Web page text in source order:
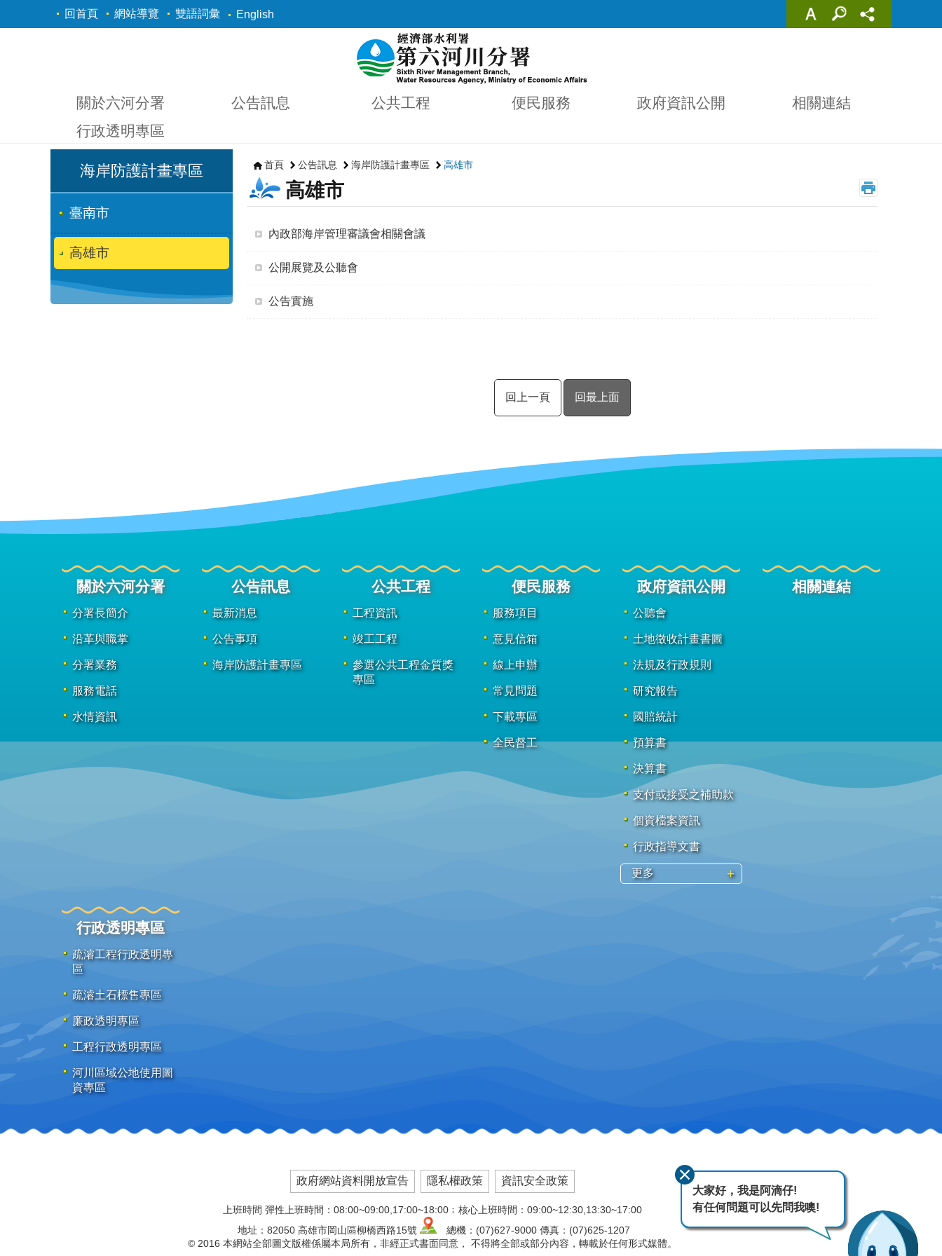
跳到主要內容區塊
回首頁 網站導覽 雙語詞彙 English
關於六河分署 公告訊息 公共工程 便民服務 政府資訊公開
相關連結
行政透明專區
海岸防護計畫專區
臺南市
高雄市
首頁 公告訊息 海岸防護計畫專區 高雄市
高雄市
內政部海岸管理審議會相關會議
公開展覽及公聽會
公告實施
回上一頁 回最上面
關於六河分署
分署長簡介
沿革與職掌
分署業務
服務電話
水情資訊
公告訊息
最新消息
公告事項
海岸防護計畫專區
公共工程
工程資訊
竣工工程
參選公共工程金質獎
專區
便民服務
服務項目
意見信箱
線上申辦
常見問題
下載專區
全民督工
政府資訊公開
公聽會
土地徵收計畫書圖
法規及行政規則
研究報告
國賠統計
預算書
決算書
支付或接受之補助款
個資檔案資訊
行政指導文書
更多
相關連結
行政透明專區
疏濬工程行政透明專
區
疏濬土石標售專區
廉政透明專區
工程行政透明專區
河川區域公地使用圖
資專區
政府網站資料開放宣告 隱私權政策 資訊安全政策
上班時間 彈性上班時間：08:00~09:00,17:00~18:00﹔核心上班時間：09:00~12:30,13:30~17:00
地址：82050 高雄市岡山區柳橋西路15號
總機：(07)627-9000 傳真：(07)625-1207
© 2016 本網站全部圖文版權係屬本局所有，非經正式書面同意， 不得將全部或部分內容，轉載於任何形式媒體。
大家好，我是阿滴仔!
有任何問題可以先問我噢!